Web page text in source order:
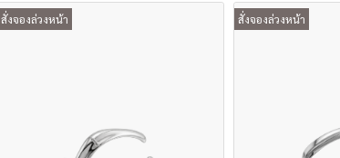
สั่งจองล่วงหน้า สั่งจองล่วงหน้า